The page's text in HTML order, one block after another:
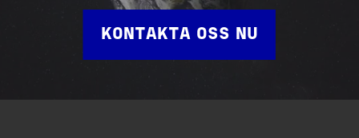
KONTAKTA OSS NU